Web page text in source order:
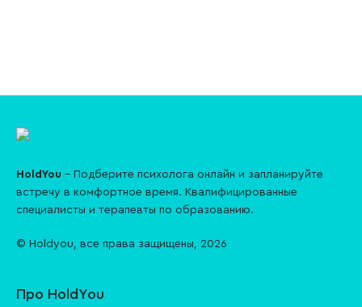
HoldYou – Подберите психолога онлайн и запланируйте
встречу в комфортное время. Квалифицированные
специалисты и терапевты по образованию.
© Holdyou, все права защищены, 2026
Про HoldYou